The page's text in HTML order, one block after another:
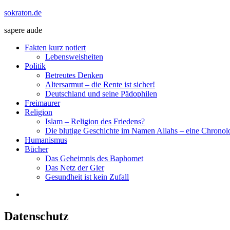
Zum
springen
sokraton.de
sapere aude
Menü
Fakten kurz notiert
Lebensweisheiten
Politik
Betreutes Denken
Altersarmut – die Rente ist sicher!
Deutschland und seine Pädophilen
Freimaurer
Religion
Islam – Religion des Friedens?
Die blutige Geschichte im Namen Allahs – eine
Humanismus
Bücher
Das Geheimnis des Baphomet
Das Netz der Gier
Gesundheit ist kein Zufall
Datenschutz